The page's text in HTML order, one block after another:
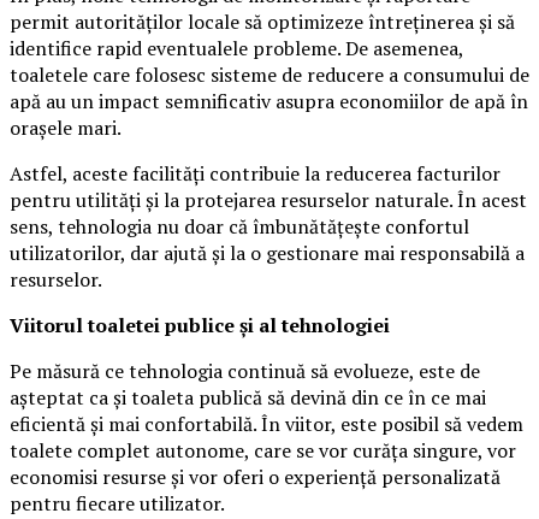
permit autorităților locale să optimizeze întreținerea și să
identifice rapid eventualele probleme. De asemenea,
toaletele care folosesc sisteme de reducere a consumului de
apă au un impact semnificativ asupra economiilor de apă în
orașele mari.
Astfel, aceste facilități contribuie la reducerea facturilor
pentru utilități și la protejarea resurselor naturale. În acest
sens, tehnologia nu doar că îmbunătățește confortul
utilizatorilor, dar ajută și la o gestionare mai responsabilă a
resurselor.
Viitorul toaletei publice și al tehnologiei
Pe măsură ce tehnologia continuă să evolueze, este de
așteptat ca și toaleta publică să devină din ce în ce mai
eficientă și mai confortabilă. În viitor, este posibil să vedem
toalete complet autonome, care se vor curăța singure, vor
economisi resurse și vor oferi o experiență personalizată
pentru fiecare utilizator.